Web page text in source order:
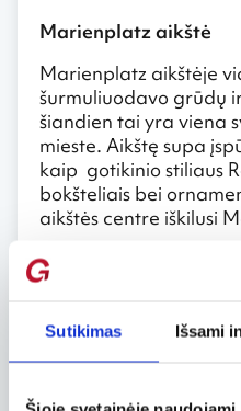
Sutikimas Išsami
Marienplatz aikštė
Marienplatz aikštėje
šurmuliuodavo grūdų
šiandien tai yra viena
mieste. Aikštę supa
kaip gotikinio stiliaus
bokšteliais bei
aikštės centre iškilusi
BMW muziejus
nereikia. Futuristiniai
pasitinka visus,